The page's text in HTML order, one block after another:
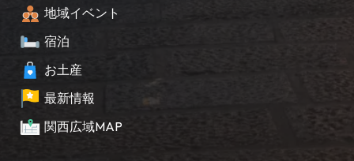
地域イベント
宿泊
お土産
最新情報
関西広域MAP